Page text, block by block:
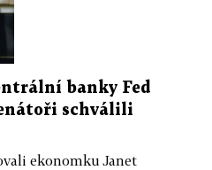
banky Fed
schválili
ekonomku Janet